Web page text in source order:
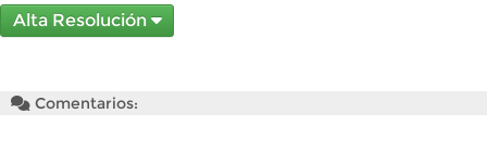
Alta Resolución
Comentarios: